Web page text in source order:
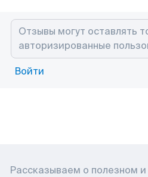
Войти
Рассказываем о полезном